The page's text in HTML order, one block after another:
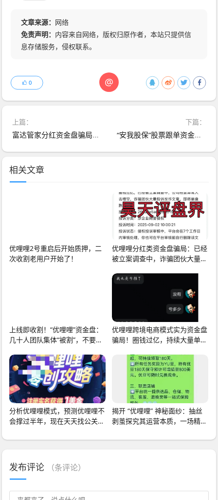
文章来源： 网络
免责声明： 内容来自网络，版权归原作者，本站只提供信
息存储服务，侵权联系。
@
0
上篇：
富达管家分红资金盘骗局，已经单割会员，即将崩盘跑路！
下篇：
“安我股保”股票跟单资金盘，操盘手林新天圈钱几千万！即将崩盘跑路！
相关文章
优哩哩2号重启后开始质押，二
次收割老用户开始了！
优哩哩分红类资金盘骗局：已经
被立案调查中，诈骗团伙大量投
上线即收割！“优哩哩”资金盘：
几十人团队集体“被割”，不要做
优哩哩跨境电商模式实为资金盘
骗局！圈钱过亿，持续大量单
分析优哩哩模式，预测优哩哩不
会撑过半年，现在天天找公关来
揭开 “优哩哩” 神秘面纱：抽丝
剥茧探究其运营本质，一场精心
发布评论 （条评论）